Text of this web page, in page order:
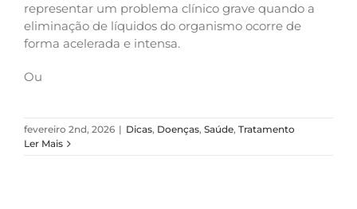
representar um problema clínico grave quando a
eliminação de líquidos do organismo ocorre de
forma acelerada e intensa.
Ou
fevereiro 2nd, 2026 | Dicas, Doenças, Saúde, Tratamento
Ler Mais